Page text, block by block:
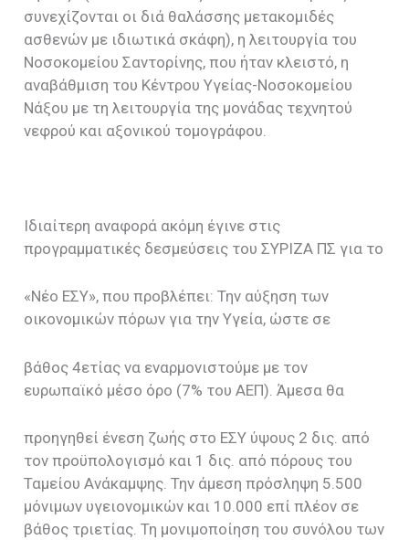
συνεχίζονται οι διά θαλάσσης μετακομιδές
ασθενών με ιδιωτικά σκάφη), η λειτουργία του
Νοσοκομείου Σαντορίνης, που ήταν κλειστό, η
αναβάθμιση του Κέντρου Υγείας-Νοσοκομείου
Νάξου με τη λειτουργία της μονάδας τεχνητού
νεφρού και αξονικού τομογράφου.
Ιδιαίτερη αναφορά ακόμη έγινε στις
προγραμματικές δεσμεύσεις του ΣΥΡΙΖΑ ΠΣ για το
«Νέο ΕΣΥ», που προβλέπει: Την αύξηση των
οικονομικών πόρων για την Υγεία, ώστε σε
βάθος 4ετίας να εναρμονιστούμε με τον
ευρωπαϊκό μέσο όρο (7% του ΑΕΠ). Άμεσα θα
προηγηθεί ένεση ζωής στο ΕΣΥ ύψους 2 δις. από
τον προϋπολογισμό και 1 δις. από πόρους του
Ταμείου Ανάκαμψης. Την άμεση πρόσληψη 5.500
μόνιμων υγειονομικών και 10.000 επί πλέον σε
βάθος τριετίας. Τη μονιμοποίηση του συνόλου των